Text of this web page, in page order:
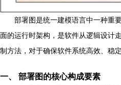
部署图是统一建模语言中一种重
面的运行时架构，是软件从逻辑设计
制方法，对于确保软件系统高效、稳
一、 部署图的核心构成要素